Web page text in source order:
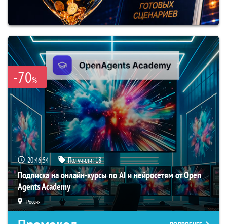
-70%
20:46:53 Получили:18
Подписка на онлайн-курсы по AI и нейросетям от Open
Agents Academy
Россия